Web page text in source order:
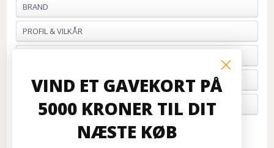
BRAND
PROFIL & VILKÅR
FORTRYD ORDRE
OM OS
Kundeservice
VIND ET GAVEKORT PÅ
5000 KRONER TIL DIT
NÆSTE KØB